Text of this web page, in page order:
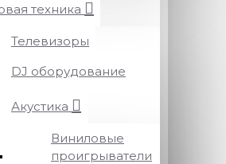
техника
Телевизоры
DJ оборудование
Акустика
Виниловые
проигрыватели